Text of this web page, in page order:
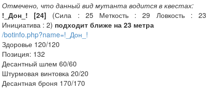
Отмечено, что данный вид мутанта водится в квестах:
!_Дон_! [24] (Сила : 25 Меткость : 29 Ловкость : 23
Инициатива : 2) подходит ближе на 23 метра
/botinfo.php?name=!_Дон_!
Здоровье 120/120
Позиция: 132
Десантный шлем 60/60
Штурмовая винтовка 20/20
Десантная броня 170/170